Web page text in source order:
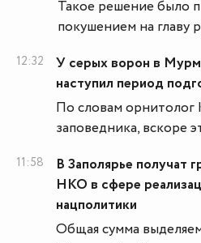
Такое решение было
покушением на главу
12:32
У серых ворон в
наступил период
По словам орнитолог
заповедника, вскоре
11:58
В Заполярье получат
НКО в сфере
нацполитики
Общая сумма